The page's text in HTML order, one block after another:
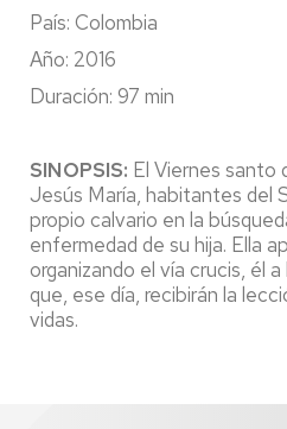
País: Colombia
Año: 2016
Duración: 97 min
SINOPSIS: El Viernes santo
Jesús María, habitantes del
propio calvario en la
enfermedad de su hija. Ella
organizando el vía crucis, él
que, ese día, recibirán la
vidas.